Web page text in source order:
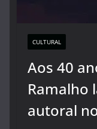
CULTURAL
Aos 40
Ramalho
autoral